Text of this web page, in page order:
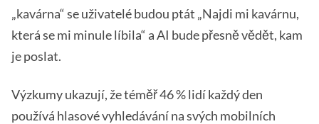
„kavárna“ se uživatelé budou ptát „Najdi mi kavárnu,
která se mi minule líbila“ a AI bude přesně vědět, kam
je poslat.
Výzkumy ukazují, že téměř 46 % lidí každý den
používá hlasové vyhledávání na svých mobilních